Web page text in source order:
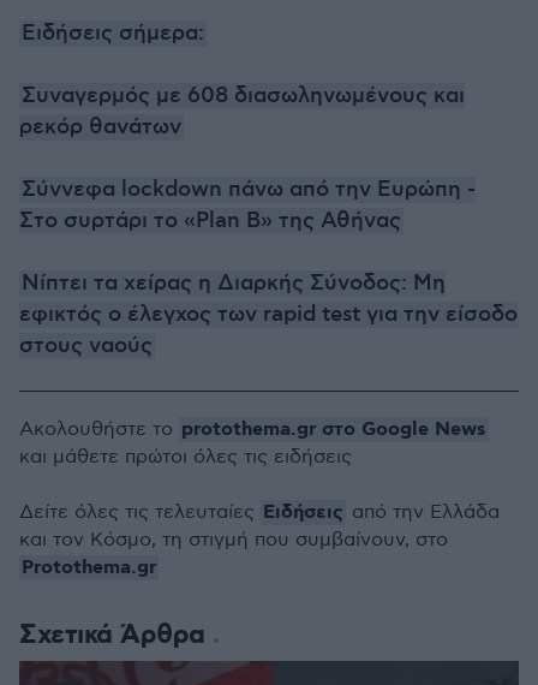
Ειδήσεις σήμερα:
Συναγερμός με 608 διασωληνωμένους και
ρεκόρ θανάτων
Σύννεφα lockdown πάνω από την Ευρώπη -
Στο συρτάρι το «Plan B» της Αθήνας
Νίπτει τα χείρας η Διαρκής Σύνοδος: Μη
εφικτός ο έλεγχος των rapid test για την είσοδο
στους ναούς
Σχετικά Άρθρα
Ακολουθήστε το protothema.gr στο Google News
και μάθετε πρώτοι όλες τις ειδήσεις
Δείτε όλες τις τελευταίες Ειδήσεις από την Ελλάδα
και τον Κόσμο, τη στιγμή που συμβαίνουν, στο
Protothema.gr